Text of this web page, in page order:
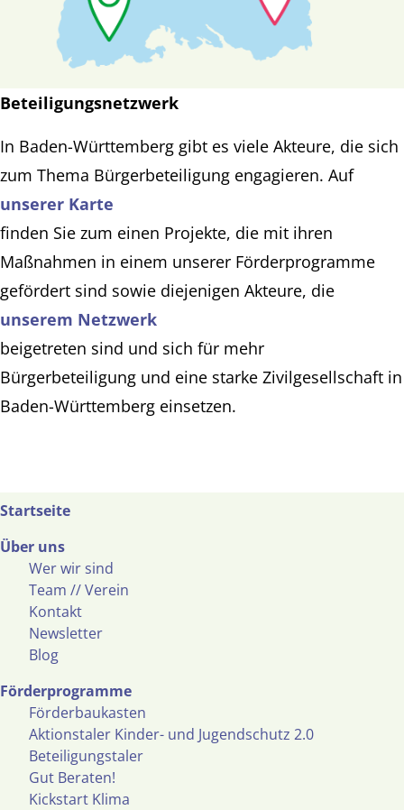
Beteiligungsnetzwerk
In Baden-Württemberg gibt es viele Akteure, die sich
zum Thema Bürgerbeteiligung engagieren. Auf
unserer Karte
finden Sie zum einen Projekte, die mit ihren
Maßnahmen in einem unserer Förderprogramme
gefördert sind sowie diejenigen Akteure, die
unserem Netzwerk
beigetreten sind und sich für mehr
Bürgerbeteiligung und eine starke Zivilgesellschaft in
Baden-Württemberg einsetzen.
Startseite
Über uns
Wer wir sind
Team // Verein
Kontakt
Newsletter
Blog
Förderprogramme
Förderbaukasten
Aktionstaler Kinder- und Jugendschutz 2.0
Beteiligungstaler
Gut Beraten!
Kickstart Klima